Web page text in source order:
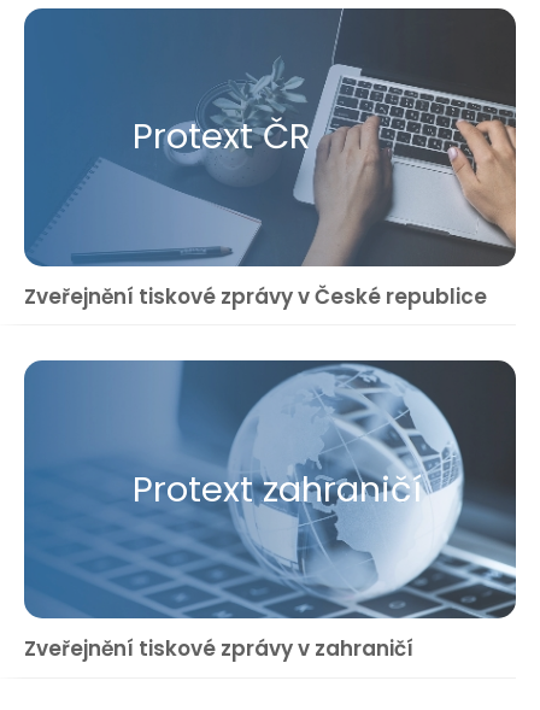
Protext ČR
Zveřejnění tiskové zprávy v České republice
Protext zahraničí
Zveřejnění tiskové zprávy v zahraničí